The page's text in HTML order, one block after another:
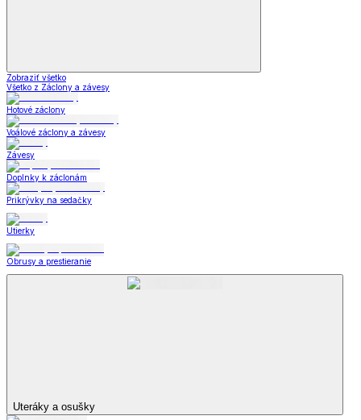
Zobraziť všetko
Všetko z Záclony a závesy
Hotové záclony
Voálové záclony a závesy
Závesy
Doplnky k záclonám
Prikrývky na sedačky
Utierky
Obrusy a prestieranie
Uteráky a osušky